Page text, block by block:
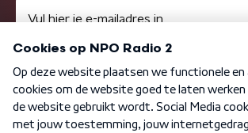
Algemene voorwaarden